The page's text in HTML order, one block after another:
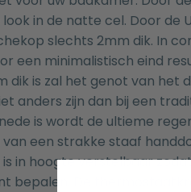
in de natte cel. Door de
slechts 2mm dik. In
een minimalistisch eind
dik is zal het genot van het
anders zijn dan bij een
is wordt de ultieme
van een strakke staaf
in hoogte verstelbaar
bepalen. De